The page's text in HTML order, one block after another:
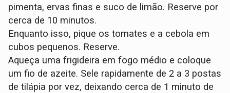
pimenta, ervas finas e suco de limão. Reserve por
cerca de 10 minutos.
Enquanto isso, pique os tomates e a cebola em
cubos pequenos. Reserve.
Aqueça uma frigideira em fogo médio e coloque
um fio de azeite. Sele rapidamente de 2 a 3 postas
de tilápia por vez, deixando cerca de 1 minuto de